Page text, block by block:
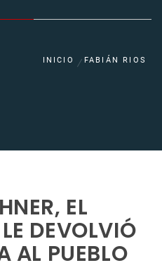
INICIO FABIÁN RIOS
EL
DEVOLVIÓ
AL PUEBLO